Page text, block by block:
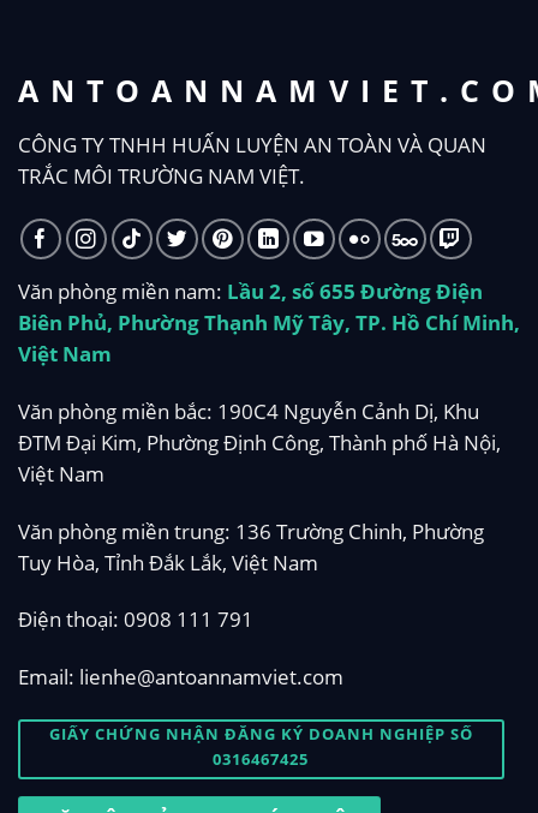
CÔNG TY TNHH HUẤN LUYỆN AN TOÀN VÀ QUAN
TRẮC MÔI TRƯỜNG NAM VIỆT.
Văn phòng miền nam: Lầu 2, số 655 Đường Điện
Biên Phủ, Phường Thạnh Mỹ Tây, TP. Hồ Chí Minh,
Việt Nam
Văn phòng miền bắc: 190C4 Nguyễn Cảnh Dị, Khu
ĐTM Đại Kim, Phường Định Công, Thành phố Hà Nội,
Việt Nam
Văn phòng miền trung: 136 Trường Chinh, Phường
Tuy Hòa, Tỉnh Đắk Lắk, Việt Nam
Điện thoại: 0908 111 791
Email: lienhe@antoannamviet.com
GIẤY CHỨNG NHẬN ĐĂNG KÝ DOANH NGHIỆP SỐ
0316467425